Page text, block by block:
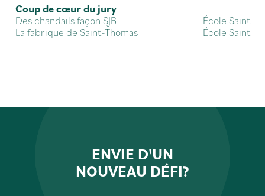
Coup de cœur du jury
Des chandails façon SJB
École Saint-
La fabrique de Saint-Thomas
École Saint-
ENVIE D'UN
NOUVEAU DÉFI?